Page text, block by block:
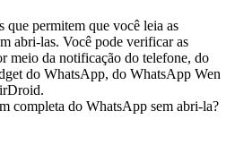
que permitem que você leia as
abri-las. Você pode verificar as
meio da notificação do telefone, do
do WhatsApp, do WhatsApp Wen
completa do WhatsApp sem abri-la?